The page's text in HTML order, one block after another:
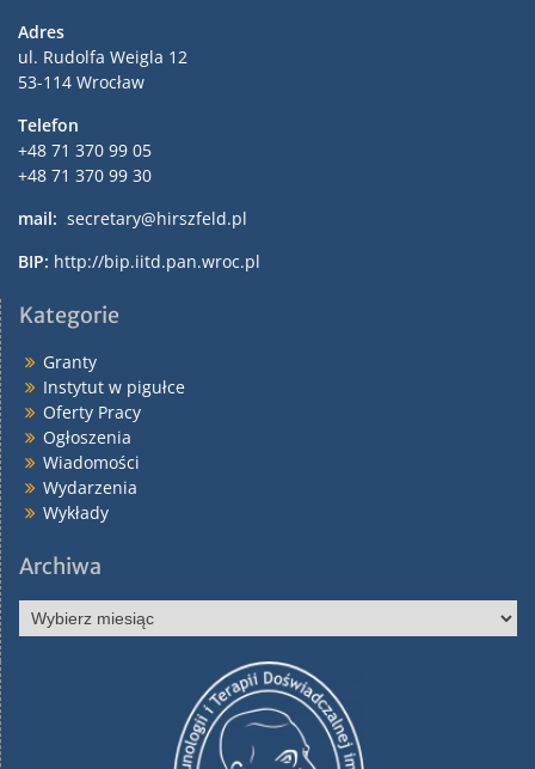
Adres
ul. Rudolfa Weigla 12
53-114 Wrocław
Telefon
+48 71 370 99 05
+48 71 370 99 30
mail: secretary@hirszfeld.pl
BIP: http://bip.iitd.pan.wroc.pl
Kategorie
Granty
Instytut w pigułce
Oferty Pracy
Ogłoszenia
Wiadomości
Wydarzenia
Wykłady
Archiwa
Archiwa